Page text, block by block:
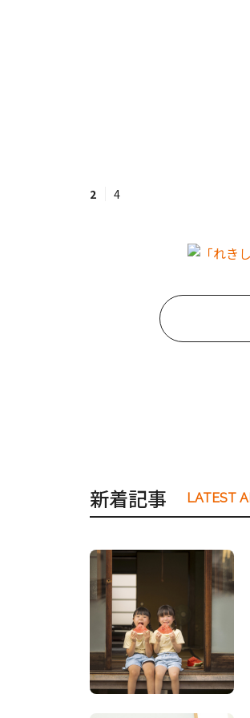
2 4
新着記事 LATEST